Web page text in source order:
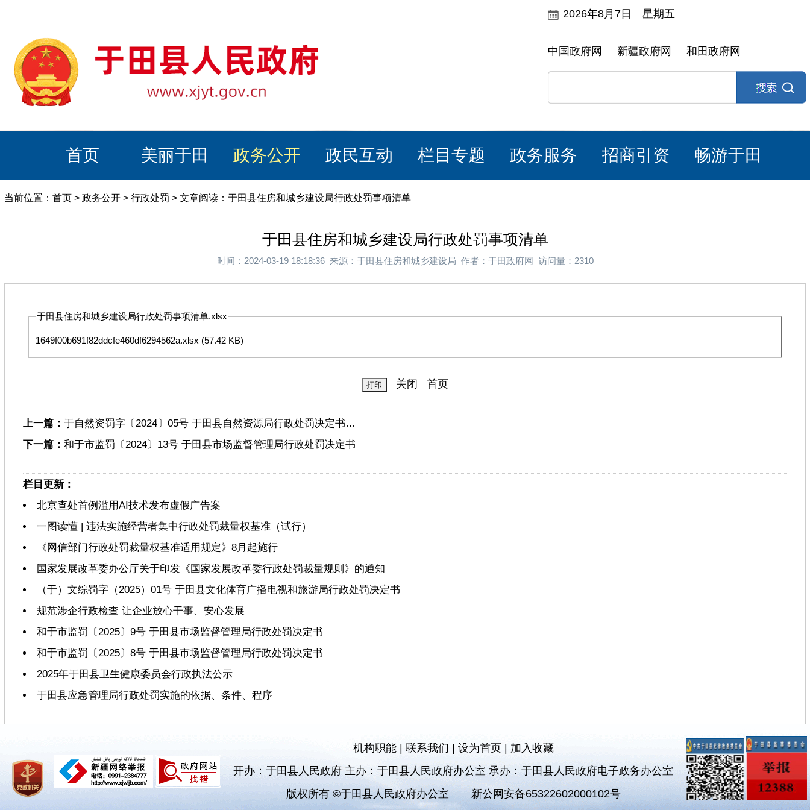
2026年8月7日 星期五
中国政府网 新疆政府网 和田政府网
首页 美丽于田 政务公开 政民互动 栏目专题 政务服务 招商引资 畅游于田
当前位置： 首页 > 政务公开 > 行政处罚 > 文章阅读：于田县住房和城乡建设局行政处罚事项清单
于田县住房和城乡建设局行政处罚事项清单
时间：2024-03-19 18:18:36 来源：于田县住房和城乡建设局 作者：于田政府网 访问量：2310
于田县住房和城乡建设局行政处罚事项清单.xlsx
1649f00b691f82ddcfe460df6294562a.xlsx (57.42 KB)
关闭 首页
上一篇： 于自然资罚字〔2024〕05号 于田县自然资源局行政处罚决定书…
下一篇： 和于市监罚〔2024〕13号 于田县市场监督管理局行政处罚决定书
栏目更新：
北京查处首例滥用AI技术发布虚假广告案
一图读懂 | 违法实施经营者集中行政处罚裁量权基准（试行）
《网信部门行政处罚裁量权基准适用规定》8月起施行
国家发展改革委办公厅关于印发《国家发展改革委行政处罚裁量规则》的通知
（于）文综罚字（2025）01号 于田县文化体育广播电视和旅游局行政处罚决定书
规范涉企行政检查 让企业放心干事、安心发展
和于市监罚〔2025〕9号 于田县市场监督管理局行政处罚决定书
和于市监罚〔2025〕8号 于田县市场监督管理局行政处罚决定书
2025年于田县卫生健康委员会行政执法公示
于田县应急管理局行政处罚实施的依据、条件、程序
机构职能| 联系我们 | 设为首页| 加入收藏
开办：于田县人民政府 主办：于田县人民政府办公室 承办：于田县人民政府电子政务办公室
版权所有 ©于田县人民政府办公室
新公网安备65322602000102号